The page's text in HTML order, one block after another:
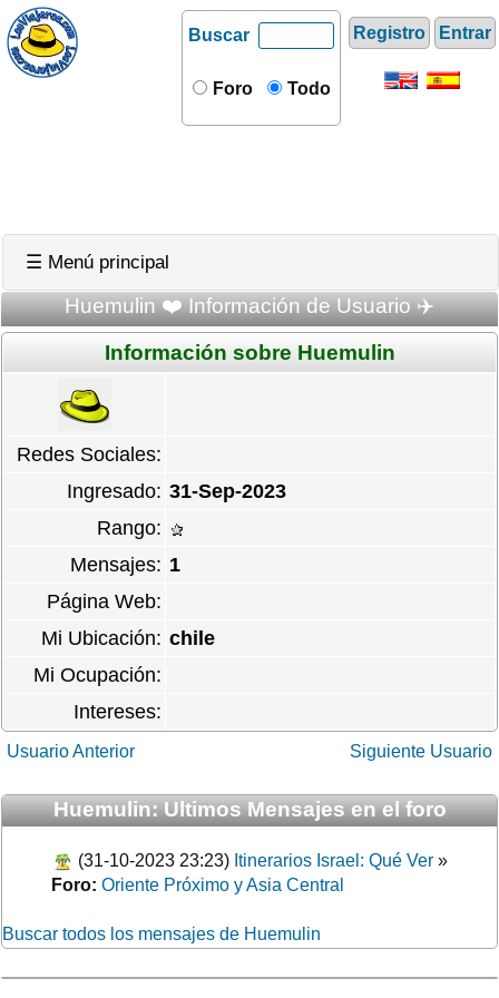
Registro Entrar
Buscar
Foro Todo
☰ Menú principal
Huemulin ❤️ Información de Usuario ✈️
Información sobre Huemulin
Redes Sociales:
Ingresado: 31-Sep-2023
Rango:
Mensajes: 1
Página Web:
Mi Ubicación: chile
Mi Ocupación:
Intereses:
Usuario Anterior Siguiente Usuario
Huemulin: Ultimos Mensajes en el foro
(31-10-2023 23:23) Itinerarios Israel: Qué Ver »
Foro: Oriente Próximo y Asia Central
Buscar todos los mensajes de Huemulin